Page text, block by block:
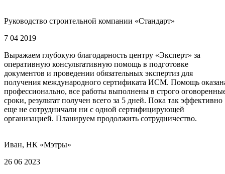
Руководство строительной компании «Стандарт»
7 04 2019
Выражаем глубокую благодарность центру «Эксперт» за
оперативную консультативную помощь в подготовке
документов и проведении обязательных экспертиз для
получения международного сертификата ИСМ. Помощь
профессионально, все работы выполнены в строго
сроки, результат получен всего за 5 дней. Пока так эффективно
еще не сотрудничали ни с одной сертифицирующей
организацией. Планируем продолжить сотрудничество.
Иван, НК «Мэтры»
26 06 2023